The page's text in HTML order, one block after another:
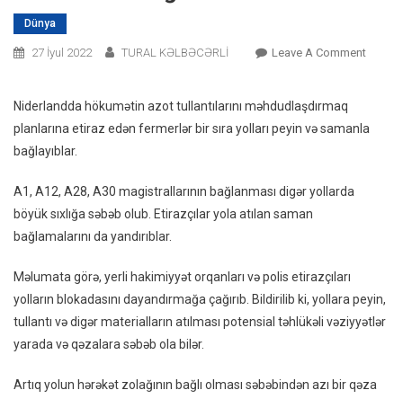
Dünya
27 İyul 2022 TURAL KƏLBƏCƏRLİ Leave A CommentOn
Peyin
Niderlandda hökumətin azot tullantılarını məhdudlaşdırmaq
planlarına etiraz edən fermerlər bir sıra yolları peyin və samanla
bağlayıblar.
A1, A12, A28, A30 magistrallarının bağlanması digər yollarda
böyük sıxlığa səbəb olub. Etirazçılar yola atılan saman
bağlamalarını da yandırıblar.
Məlumata görə, yerli hakimiyyət orqanları və polis etirazçıları
yolların blokadasını dayandırmağa çağırıb. Bildirilib ki, yollara peyin,
tullantı və digər materialların atılması potensial təhlükəli vəziyyətlər
yarada və qəzalara səbəb ola bilər.
Artıq yolun hərəkət zolağının bağlı olması səbəbindən azı bir qəza